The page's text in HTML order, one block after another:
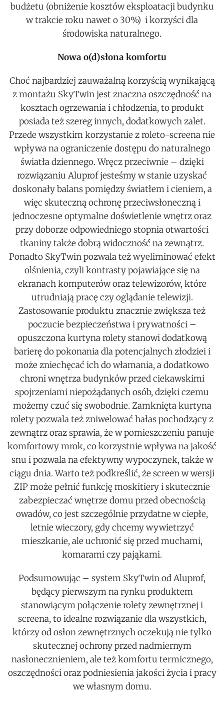
budżetu (obniżenie kosztów eksploatacji budynku
w trakcie roku nawet o 30%) i korzyści dla
środowiska naturalnego.
Nowa o(d)słona komfortu
Choć najbardziej zauważalną korzyścią wynikającą
z montażu SkyTwin jest znaczna oszczędność na
kosztach ogrzewania i chłodzenia, to produkt
posiada też szereg innych, dodatkowych zalet.
Przede wszystkim korzystanie z roleto-screena nie
wpływa na ograniczenie dostępu do naturalnego
światła dziennego. Wręcz przeciwnie – dzięki
rozwiązaniu Aluprof jesteśmy w stanie uzyskać
doskonały balans pomiędzy światłem i cieniem, a
więc skuteczną ochronę przeciwsłoneczną i
jednoczesne optymalne doświetlenie wnętrz oraz
przy doborze odpowiedniego stopnia otwartości
tkaniny także dobrą widoczność na zewnątrz.
Ponadto SkyTwin pozwala też wyeliminować efekt
olśnienia, czyli kontrasty pojawiające się na
ekranach komputerów oraz telewizorów, które
utrudniają pracę czy oglądanie telewizji.
Zastosowanie produktu znacznie zwiększa też
poczucie bezpieczeństwa i prywatności –
opuszczona kurtyna rolety stanowi dodatkową
barierę do pokonania dla potencjalnych złodziei i
może zniechęcać ich do włamania, a dodatkowo
chroni wnętrza budynków przed ciekawskimi
spojrzeniami niepożądanych osób, dzięki czemu
możemy czuć się swobodnie. Zamknięta kurtyna
rolety pozwala też zniwelować hałas pochodzący z
zewnątrz oraz sprawia, że w pomieszczeniu panuje
komfortowy mrok, co korzystnie wpływa na jakość
snu i pozwala na efektywny wypoczynek, także w
ciągu dnia. Warto też podkreślić, że screen w wersji
ZIP może pełnić funkcję moskitiery i skutecznie
zabezpieczać wnętrze domu przed obecnością
owadów, co jest szczególnie przydatne w ciepłe,
letnie wieczory, gdy chcemy wywietrzyć
mieszkanie, ale uchronić się przed muchami,
komarami czy pająkami.
Podsumowując – system SkyTwin od Aluprof,
będący pierwszym na rynku produktem
stanowiącym połączenie rolety zewnętrznej i
screena, to idealne rozwiązanie dla wszystkich,
którzy od osłon zewnętrznych oczekują nie tylko
skutecznej ochrony przed nadmiernym
nasłonecznieniem, ale też komfortu termicznego,
oszczędności oraz podniesienia jakości życia i pracy
we własnym domu.